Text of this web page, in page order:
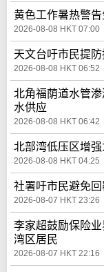
黄色工作暑热警
2026-08-08 HKT 07:00
天文台吁市民提
2026-08-08 HKT 06:52
北角福荫道水管
水供应
2026-08-08 HKT 06:42
北部湾低压区增
2026-08-08 HKT 04:25
社署吁市民避免
2026-08-07 HKT 23:26
李家超鼓励保险
湾区居民
2026-08-07 HKT 22:16